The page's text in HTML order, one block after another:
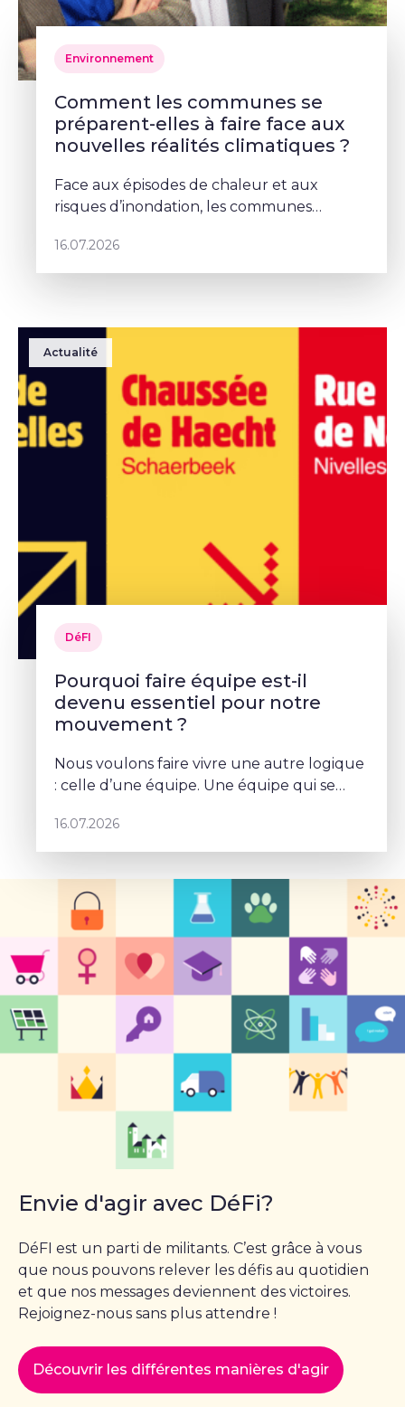
Environnement
Comment les communes se
préparent-elles à faire face aux
nouvelles réalités climatiques ?
Face aux épisodes de chaleur et aux
risques d’inondation, les communes
Schaerbeek, Deborah Lorenzino mise sur la
végétalisation et la participation cito
16.07.2026
Actualité
DéFI
Pourquoi faire équipe est-il
devenu essentiel pour notre
mouvement ?
Nous voulons faire vivre une autre logique
: celle d’une équipe. Une équipe qui se
projet commun – Sophie Rohonyi
16.07.2026
Envie d'agir avec DéFi?
DéFI est un parti de militants. C’est grâce à vous
que nous pouvons relever les défis au quotidien
et que nos messages deviennent des victoires.
Rejoignez-nous sans plus attendre !
Découvrir les différentes manières d'agir